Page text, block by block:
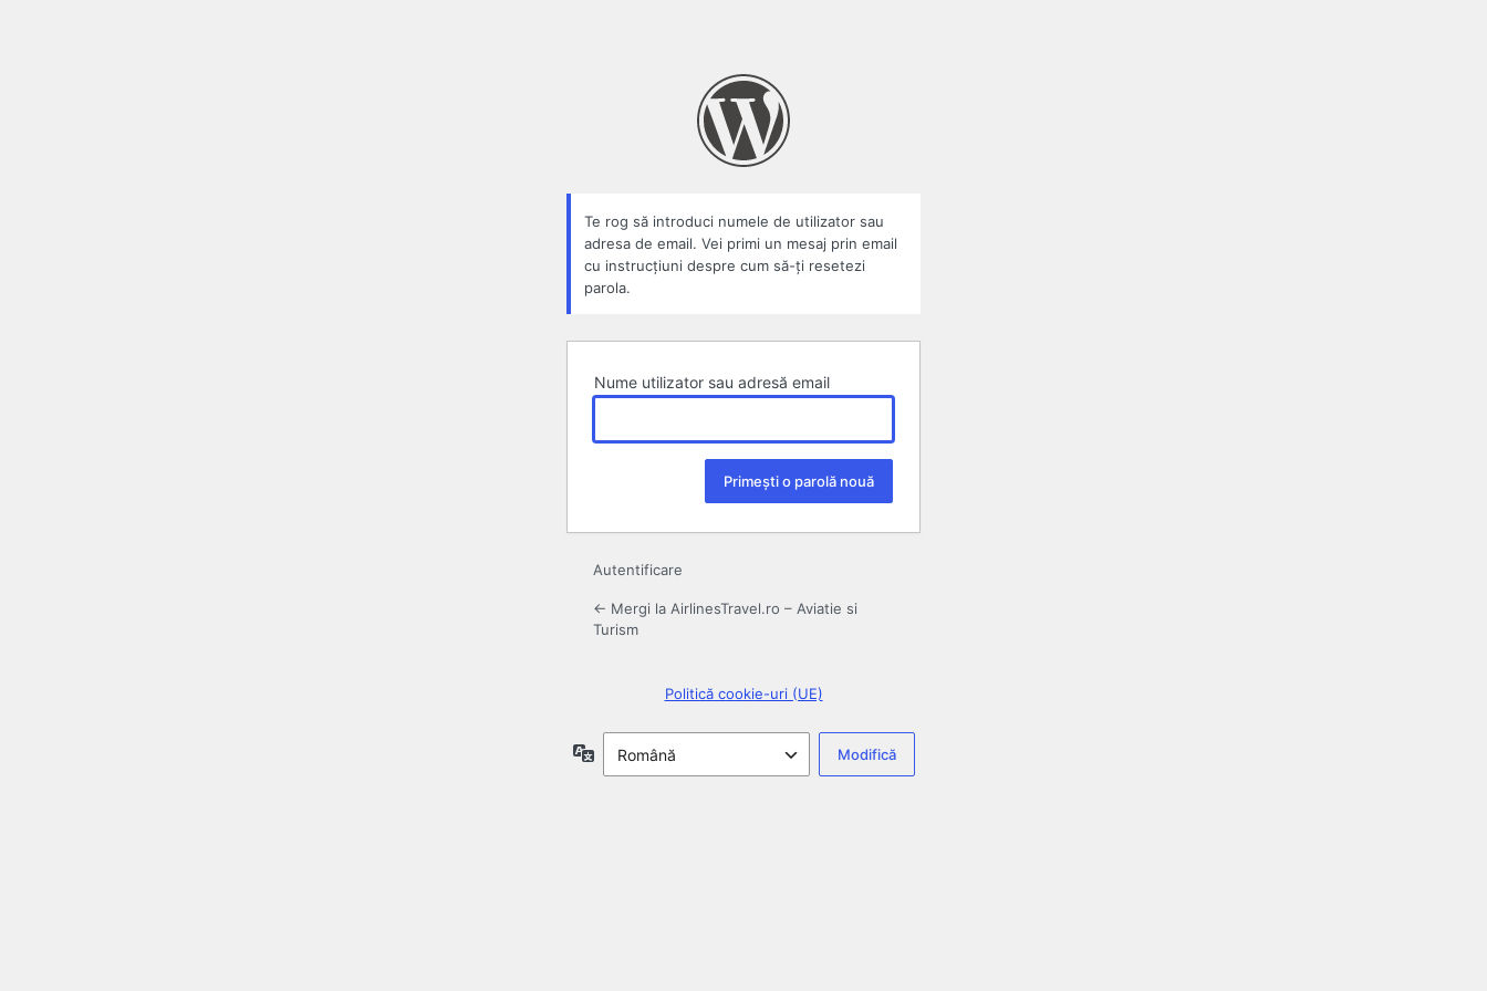
Te rog să introduci numele de utilizator sau
adresa de email. Vei primi un mesaj prin email
cu instrucțiuni despre cum să-ți resetezi
parola.
Nume utilizator sau adresă email
Autentificare
← Mergi la AirlinesTravel.ro – Aviatie si
Turism
Politică cookie-uri (UE)
Limbă